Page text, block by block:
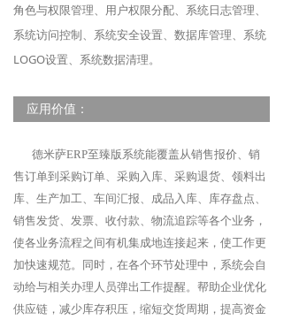
角色与权限管理、用户权限分配、系统日志管理、
系统访问控制、系统安全设置、数据库管理、系统
LOGO设置、系统数据清理。
应用价值：
德米萨ERP至臻版系统能覆盖从销售报价、销
售订单到采购订单、采购入库、采购退货、领料出
库、生产加工、车间汇报、成品入库、库存盘点、
销售发货、发票、收付款、物流追踪等各个业务，
使各业务流程之间有机集成地连接起来，使工作更
加快速规范。同时，在各个环节处理中，系统会自
动给与相关办理人员弹出工作提醒。帮助企业优化
供应链，减少库存积压，缩短交货周期，提高资金